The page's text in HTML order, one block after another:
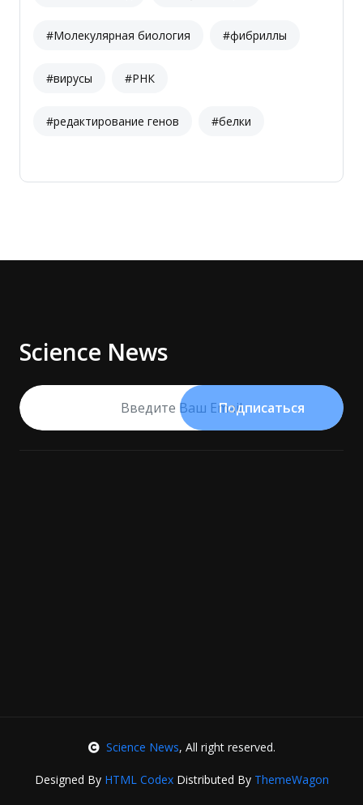
#Молекулярная биология #фибриллы
#вирусы #РНК
#редактирование генов #белки
Science News
Подписаться
Science News, All right reserved.
Designed By HTML CodexDistributed By ThemeWagon